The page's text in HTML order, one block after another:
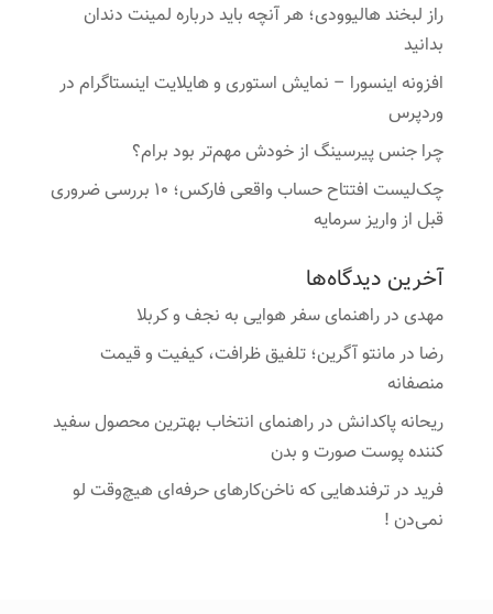
راز لبخند هالیوودی؛ هر آنچه باید درباره لمینت دندان
بدانید
افزونه اینسورا – نمایش استوری و هایلایت اینستاگرام در
وردپرس
چرا جنس پیرسینگ از خودش مهم‌تر بود برام؟
چک‌لیست افتتاح حساب واقعی فارکس؛ ۱۰ بررسی ضروری
قبل از واریز سرمایه
آخرین دیدگاه‌ها
مهدیدرراهنمای سفر هوایی به نجف و کربلا
رضا درمانتو آگرین؛ تلفیق ظرافت، کیفیت و قیمت
منصفانه
ریحانه پاکدانشدرراهنمای انتخاب بهترین محصول سفید
کننده پوست صورت و بدن
فریددرترفندهایی که ناخن‌کارهای حرفه‌ای هیچ‌وقت لو
نمی‌دن !